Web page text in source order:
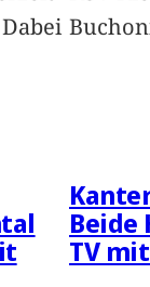
Beide
TV